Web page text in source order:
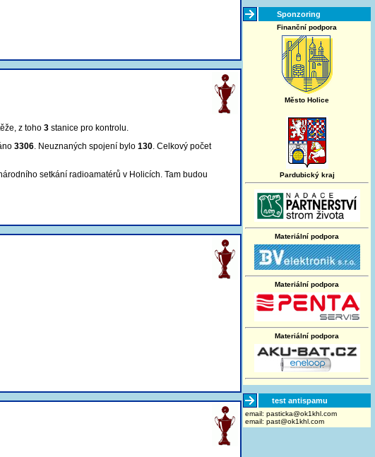
z toho 3 stanice pro kontrolu.
3306. Neuznaných spojení bylo 130. Celkový počet
setkání radioamatérů v Holicích. Tam budou
Sponzoring
Finanční podpora
Město Holice
Pardubický kraj
Materiální podpora
Materiální podpora
Materiální podpora
test antispamu
email: moc.lhk1ko@akcitsap
email: past@ok1khl.com